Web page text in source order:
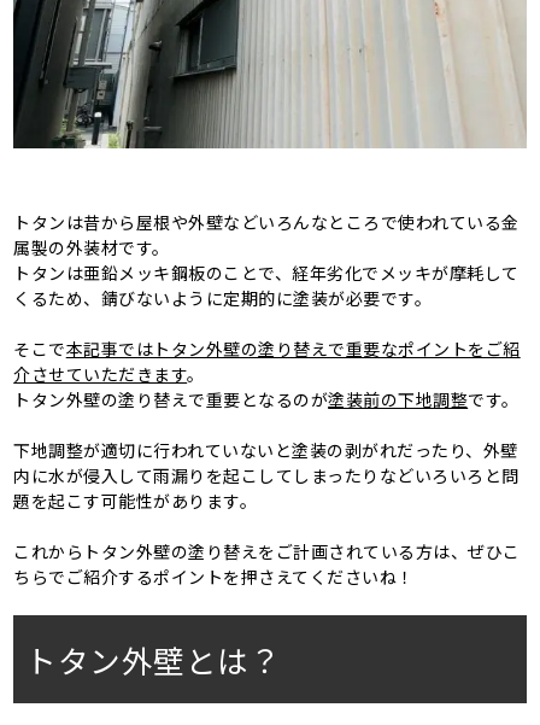
トタンは昔から屋根や外壁などいろんなところで使われている金
属製の外装材です。
トタンは亜鉛メッキ鋼板のことで、経年劣化でメッキが摩耗して
くるため、錆びないように定期的に塗装が必要です。
そこで本記事ではトタン外壁の塗り替えで重要なポイントをご紹
介させていただきます。
トタン外壁の塗り替えで重要となるのが塗装前の下地調整です。
下地調整が適切に行われていないと塗装の剥がれだったり、外壁
内に水が侵入して雨漏りを起こしてしまったりなどいろいろと問
題を起こす可能性があります。
これからトタン外壁の塗り替えをご計画されている方は、ぜひこ
ちらでご紹介するポイントを押さえてくださいね！
トタン外壁とは？